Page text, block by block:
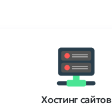
Хостинг сайтов